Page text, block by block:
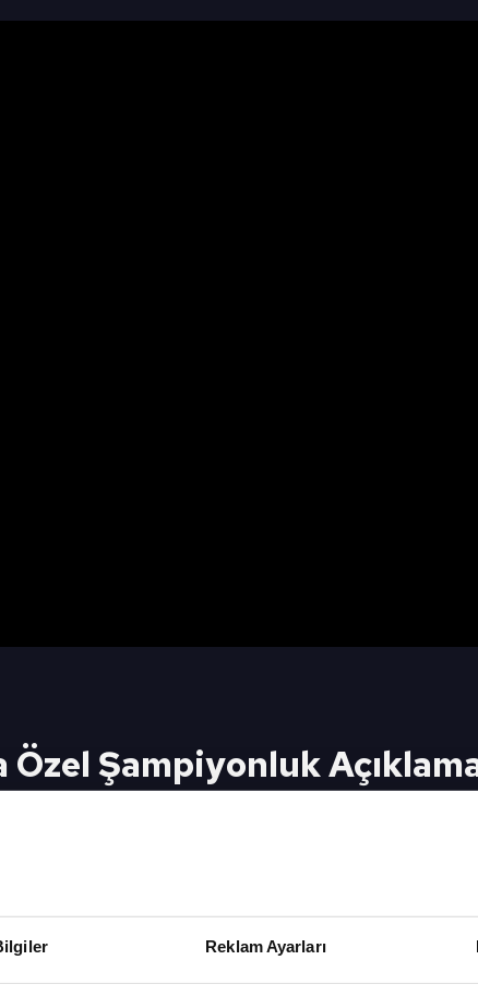
Reklam Ayarları
Şampiyonluk
Şampiyonluk!"
TAKIM OYUNU